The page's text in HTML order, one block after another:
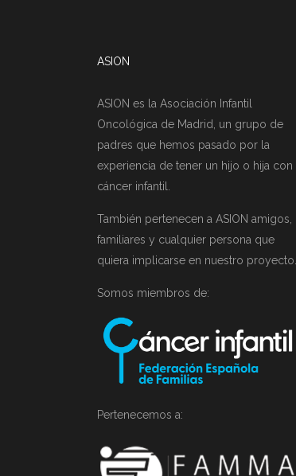
ASION
ASION es la Asociación Infantil
Oncológica de Madrid, un grupo de
padres que hemos pasado por la
experiencia de tener un hijo o hija con
cáncer infantil.
También pertenecen a ASION amigos,
familiares y cualquier persona que
quiera implicarse en nuestro proyecto.
Somos miembros de:
Pertenecemos a: